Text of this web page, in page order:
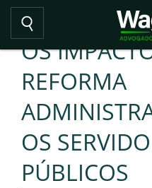
OS
REFORMA
OS
PÚBLICOS